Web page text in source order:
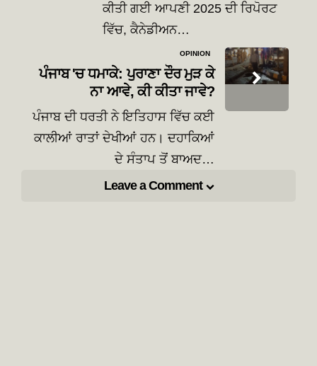
ਕੀਤੀ ਗਈ ਆਪਣੀ 2025 ਦੀ ਰਿਪੋਰਟ
ਵਿੱਚ, ਕੈਨੇਡੀਅਨ…
OPINION
ਪੰਜਾਬ 'ਚ ਧਮਾਕੇ: ਪੁਰਾਣਾ ਦੌਰ ਮੁੜ ਕੇ
ਨਾ ਆਵੇ, ਕੀ ਕੀਤਾ ਜਾਵੇ?
ਪੰਜਾਬ ਦੀ ਧਰਤੀ ਨੇ ਇਤਿਹਾਸ ਵਿੱਚ ਕਈ
ਕਾਲੀਆਂ ਰਾਤਾਂ ਦੇਖੀਆਂ ਹਨ। ਦਹਾਕਿਆਂ
ਦੇ ਸੰਤਾਪ ਤੋਂ ਬਾਅਦ…
Leave a Comment